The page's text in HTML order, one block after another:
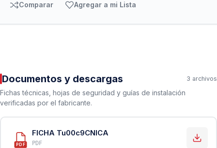
Comparar Agregar a mi Lista
Documentos y descargas 3 archivos
Fichas técnicas, hojas de seguridad y guías de instalación
verificadas por el fabricante.
PDF
FICHA Tu00c9CNICA
PDF